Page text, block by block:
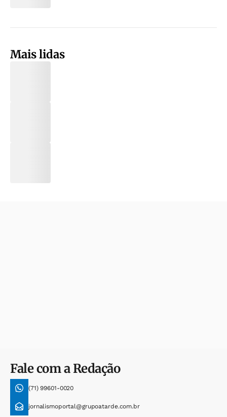
Mais lidas
Fale com a Redação
(71) 99601-0020
jornalismoportal@grupoatarde.com.br